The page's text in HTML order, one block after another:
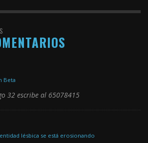
Beta
32 escribe al 65078415
lésbica se está erosionando